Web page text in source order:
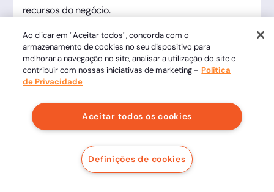
recursos do negócio.
Mas quais os benefícios da adoção de boas práticas
para uma gestão de contratos?
Fácil acesso às informações
A organização dos contratos é fundamental para
garantir que todas as informações relevantes
estejam prontamente disponíveis quando necessário.
Investir em uma estrutura organizada de contratos
Ao clicar em "Aceitar todos", concorda com o
armazenamento de cookies no seu dispositivo para
melhorar a navegação no site, analisar a utilização do site e
contribuir com nossas iniciativas de marketing - Política
de Privacidade
Aceitar todos os cookies
Definições de cookies